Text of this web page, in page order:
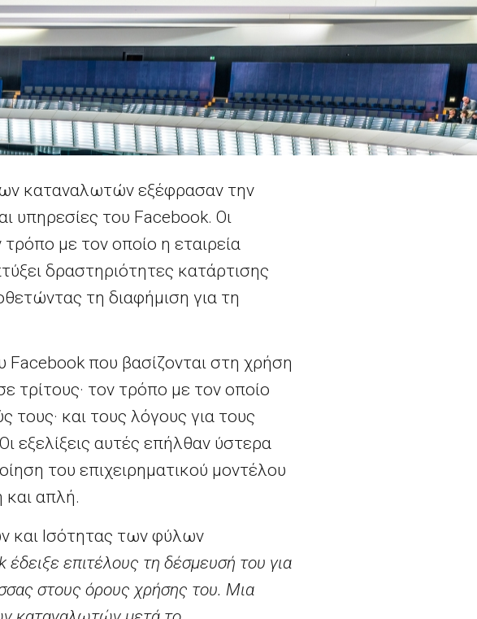
καταναλωτών εξέφρασαν την
υπηρεσίες του Facebook. Οι
με τον οποίο η εταιρεία
δραστηριότητες κατάρτισης
τη διαφήμιση για τη
Facebook που βασίζονται στη χρήση
τρίτους· τον τρόπο με τον οποίο
και τους λόγους για τους
εξελίξεις αυτές επήλθαν ύστερα
του επιχειρηματικού μοντέλου
απλή.
και Ισότητας των φύλων
έδειξε επιτέλους τη δέσμευσή του για
στους όρους χρήσης του. Μια